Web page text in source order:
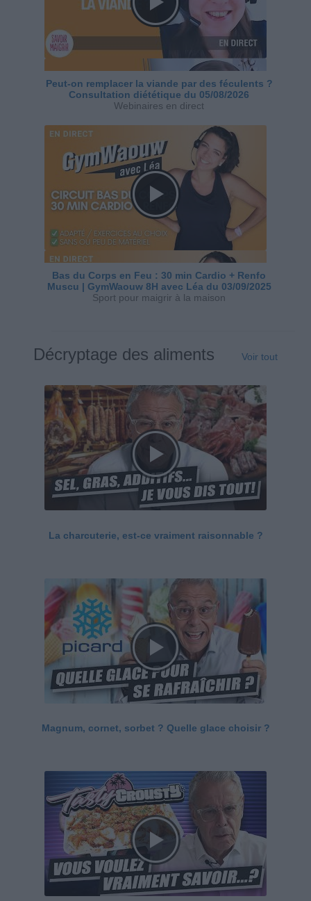
Peut-on remplacer la viande par des féculents ?
Consultation diététique du 05/08/2026
Webinaires en direct
Bas du Corps en Feu : 30 min Cardio + Renfo
Muscu | GymWaouw 8H avec Léa du 03/09/2025
Sport pour maigrir à la maison
Décryptage des aliments Voir tout
La charcuterie, est-ce vraiment raisonnable ?
Magnum, cornet, sorbet ? Quelle glace choisir ?